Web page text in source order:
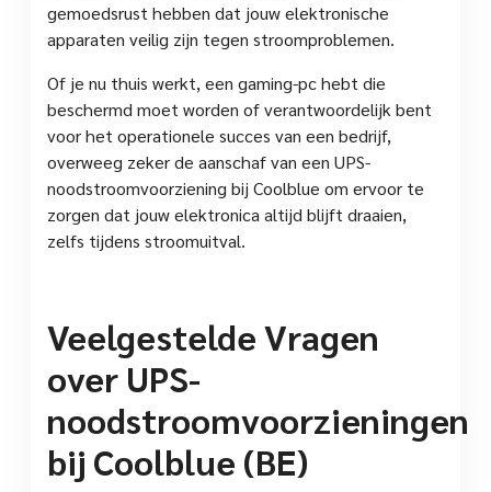
gemoedsrust hebben dat jouw elektronische
apparaten veilig zijn tegen stroomproblemen.
Of je nu thuis werkt, een gaming-pc hebt die
beschermd moet worden of verantwoordelijk bent
voor het operationele succes van een bedrijf,
overweeg zeker de aanschaf van een UPS-
noodstroomvoorziening bij Coolblue om ervoor te
zorgen dat jouw elektronica altijd blijft draaien,
zelfs tijdens stroomuitval.
Veelgestelde Vragen
over UPS-
noodstroomvoorzieningen
bij Coolblue (BE)